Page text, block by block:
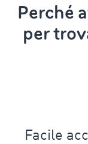
Perché
per
Facile